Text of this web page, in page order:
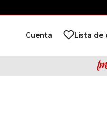
Cuenta Lista de